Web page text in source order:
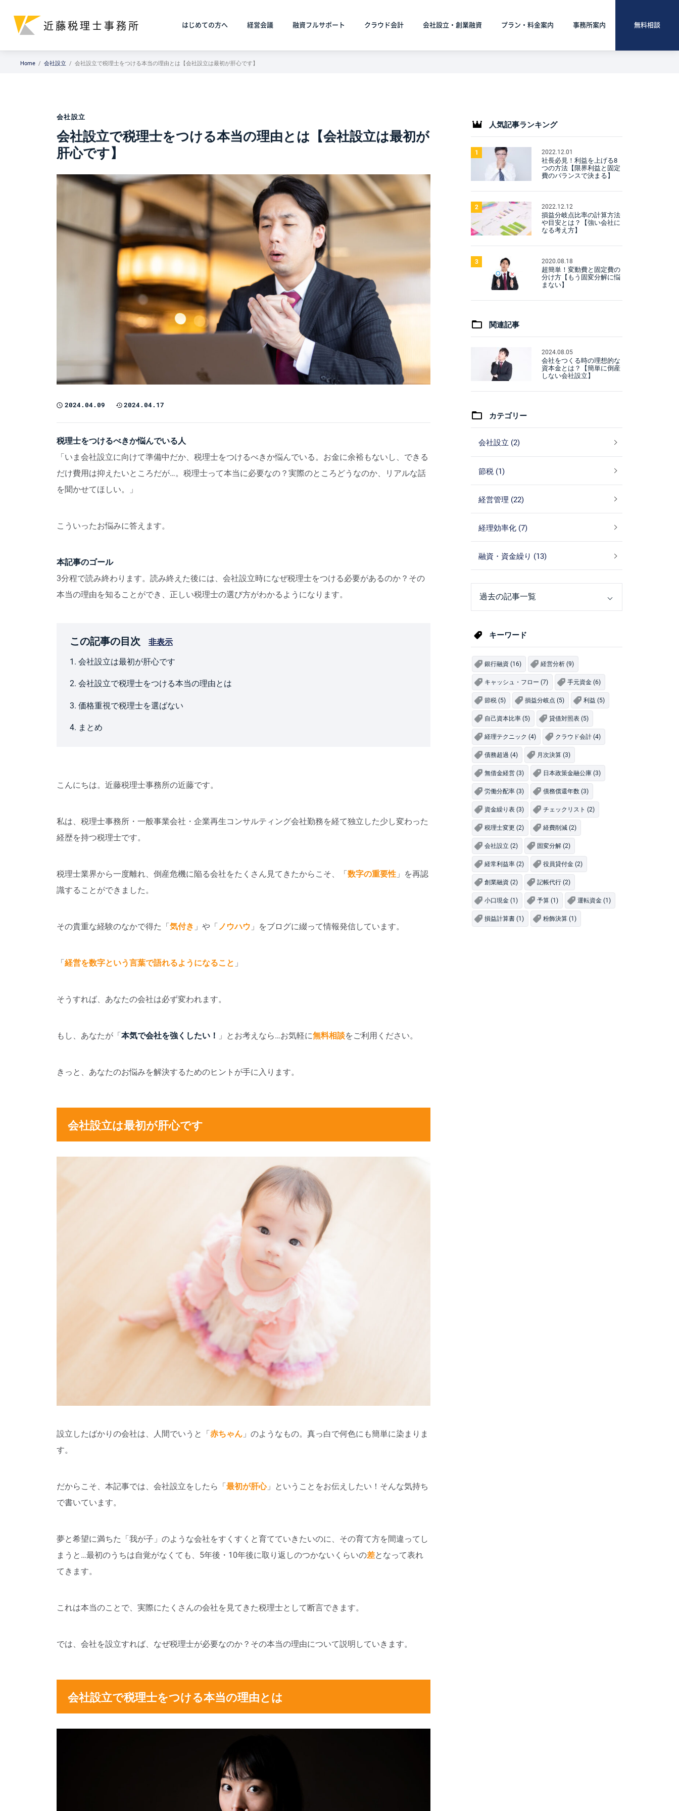
はじめての方へ 経営会議 融資フルサポート クラウド会計 会社設立・創業融資 プラン・料金案内 事務所案内 無料相談
Home 会社設立 会社設立で税理士をつける本当の理由とは【会社設立は最初が肝心です】
会社設立
会社設立で税理士をつける本当の理由とは【会社設立は最初が
肝心です】
2024.04.09 2024.04.17
税理士をつけるべきか悩んでいる人
「いま会社設立に向けて準備中だか、税理士をつけるべきか悩んでいる。お金に余裕もないし、できる
だけ費用は抑えたいところだが…。税理士って本当に必要なの？実際のところどうなのか、リアルな話
を聞かせてほしい。」
こういったお悩みに答えます。
本記事のゴール
3分程で読み終わります。読み終えた後には、会社設立時になぜ税理士をつける必要があるのか？その
本当の理由を知ることができ、正しい税理士の選び方がわかるようになります。
この記事の目次 非表示
1. 会社設立は最初が肝心です
2. 会社設立で税理士をつける本当の理由とは
3. 価格重視で税理士を選ばない
4. まとめ
こんにちは。近藤税理士事務所の近藤です。
私は、税理士事務所・一般事業会社・企業再生コンサルティング会社勤務を経て独立した少し変わった
経歴を持つ税理士です。
税理士業界から一度離れ、倒産危機に陥る会社をたくさん見てきたからこそ、「数字の重要性 」を再認
識することができました。
その貴重な経験のなかで得た「気付き 」や「 ノウハウ 」をブログに綴って情報発信しています。
「経営を数字という言葉で語れるようになること 」
そうすれば、あなたの会社は必ず変われます。
もし、あなたが「本気で会社を強くしたい！ 」とお考えなら…お気軽に無料相談をご利用ください。
きっと、あなたのお悩みを解決するためのヒントが手に入ります。
会社設立は最初が肝心です
設立したばかりの会社は、人間でいうと「赤ちゃん 」のようなもの。真っ白で何色にも簡単に染まりま
す。
だからこそ、本記事では、会社設立をしたら「最初が肝心」ということをお伝えしたい！そんな気持ち
で書いています。
夢と希望に満ちた「我が子」のような会社をすくすくと育てていきたいのに、その育て方を間違ってし
まうと…最初のうちは自覚がなくても、5年後・10年後に取り返しのつかないくらいの差となって表れ
てきます。
これは本当のことで、実際にたくさんの会社を見てきた税理士として断言できます。
では、会社を設立すれば、なぜ税理士が必要なのか？その本当の理由について説明していきます。
会社設立で税理士をつける本当の理由とは
人気記事ランキング
1 2022.12.01
社長必見！利益を上げる8
つの方法【限界利益と固定
費のバランスで決まる】
2 2022.12.12
損益分岐点比率の計算方法
や目安とは？【強い会社に
なる考え方】
3 2020.08.18
超簡単！変動費と固定費の
分け方【もう固変分解に悩
まない】
関連記事
2024.08.05
会社をつくる時の理想的な
資本金とは？【簡単に倒産
しない会社設立】
カテゴリー
会社設立 (2)
節税 (1)
経営管理 (22)
経理効率化 (7)
融資・資金繰り (13)
キーワード
銀行融資 (16) 経営分析 (9)
キャッシュ・フロー (7) 手元資金 (6)
節税 (5) 損益分岐点 (5) 利益 (5)
自己資本比率 (5) 貸借対照表 (5)
経理テクニック (4) クラウド会計 (4)
債務超過 (4) 月次決算 (3)
無借金経営 (3) 日本政策金融公庫 (3)
労働分配率 (3) 債務償還年数 (3)
資金繰り表 (3) チェックリスト (2)
税理士変更 (2) 経費削減 (2)
会社設立 (2) 固変分解 (2)
経常利益率 (2) 役員貸付金 (2)
創業融資 (2) 記帳代行 (2)
小口現金 (1) 予算 (1) 運転資金 (1)
損益計算書 (1) 粉飾決算 (1)